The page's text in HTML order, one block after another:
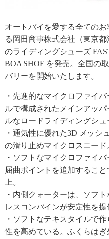
オートバイを愛する全ての
る岡田商事株式会社（東京都
のライディングシューズ
BOA SHOE を発売。全国の
バリーを開始いたします。
・先進的なマイクロファイ
ルで構成されたメインアッ
ルなロードライディングシュ
・通気性に優れた3D メッシ
の滑り止めマイクロスエード
・ソフトなマイクロファイ
屈曲ポイントを追加するこ
上。
・内側クォーターは、ソフ
レスコンバインが安定性を提
・ソフトなテキスタイルで
性を高めている。ふくらはぎ